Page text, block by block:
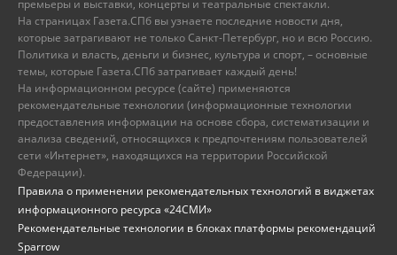
премьеры и выставки, концерты и театральные спектакли.
На страницах Газета.СПб вы узнаете последние новости дня,
которые затрагивают не только Санкт-Петербург, но и всю Россию.
Политика и власть, деньги и бизнес, культура и спорт, – основные
темы, которые Газета.СПб затрагивает каждый день!
На информационном ресурсе (сайте) применяются
рекомендательные технологии (информационные технологии
предоставления информации на основе сбора, систематизации и
анализа сведений, относящихся к предпочтениям пользователей
сети «Интернет», находящихся на территории Российской
Федерации).
Правила о применении рекомендательных технологий в виджетах
информационного ресурса «24СМИ»
Рекомендательные технологии в блоках платформы рекомендаций
Sparrow